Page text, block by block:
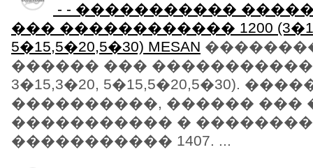
- - �����������
��� ������������ 1200
5�15,5�20,5�30) MESAN
������ ��� ������������
3�15,3�20, 5�15,5�20,5�30).
����������, ������ ���
����������� �
����������� 1407. ...